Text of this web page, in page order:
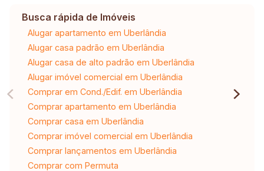
Busca rápida de Imóveis
Alugar apartamento em Uberlândia
Alugar casa padrão em Uberlândia
Alugar casa de alto padrão em Uberlândia
Alugar imóvel comercial em Uberlândia
Comprar em Cond./Edif. em Uberlândia
Comprar apartamento em Uberlândia
Comprar casa em Uberlândia
Comprar imóvel comercial em Uberlândia
Comprar lançamentos em Uberlândia
Comprar com Permuta